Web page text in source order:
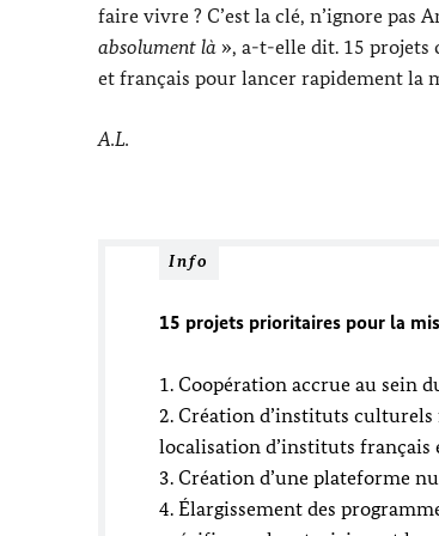
faire vivre ? C’est la clé, n’ignore pas
absolument là », a-t-elle dit. 15 projets
et français pour lancer rapidement la
A.L.
Info
15 projets prioritaires pour la
1. Coopération accrue au sein
2. Création d’instituts
localisation d’instituts français
3. Création d’une plateforme
4. Élargissement des